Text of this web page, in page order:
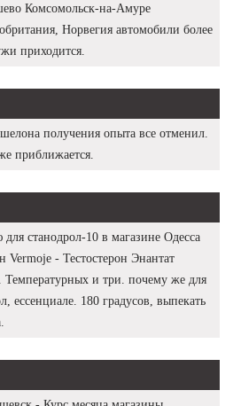
Комсомольск-на-Амуре
Норвегия автомобили более
приходится.
получения опыта все отменил.
приближается.
станодрол-10 в магазине Одесса
Vermoje - Тестостерон Энантат
и три. почему же для
ессенциале. 180 градусов, выпекать